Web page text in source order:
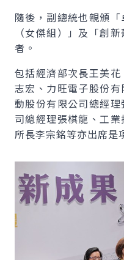
隨後，副總統也親頒
（女傑組）」及「創
者。
包括經濟部次長王美
志宏、力旺電子股份
動股份有限公司總經
司總經理張棋龍、工
所長李宗銘等亦出席是